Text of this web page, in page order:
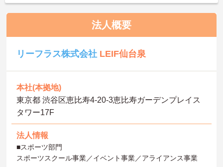
法人概要
リーフラス株式会社 LEIF仙台泉
本社(本拠地)
東京都 渋谷区恵比寿4-20-3恵比寿ガーデンプレイス
タワー17F
法人情報
■スポーツ部門
スポーツスクール事業／イベント事業／アライアンス事業